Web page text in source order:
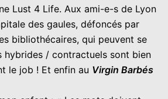
Lust 4 Life. Aux ami-e-s de Lyon
des gaules, défoncés par
bibliothécaires, qui peuvent se
hybrides / contractuels sont bien
le job ! Et enfin au Virgin Barbés